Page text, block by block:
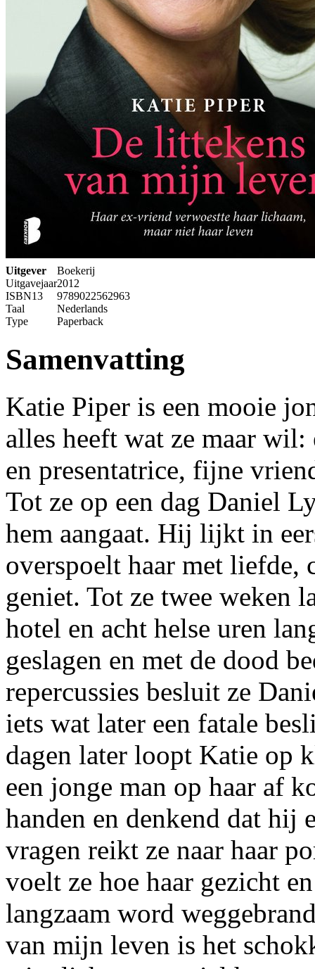
Uitgever
Boekerij
Uitgavejaar2012
ISBN13
9789022562963
Taal
Nederlands
Type
Paperback
Samenvatting
Katie Piper is een mooie
alles heeft wat ze maar
en presentatrice, fijne
Tot ze op een dag Daniel
hem aangaat. Hij lijkt in
overspoelt haar met liefde,
geniet. Tot ze twee weken
hotel en acht helse uren
geslagen en met de dood
repercussies besluit ze
iets wat later een fatale
dagen later loopt Katie op
een jonge man op haar af
handen en denkend dat hij
vragen reikt ze naar haar
voelt ze hoe haar gezicht
langzaam word
van mijn leven is het